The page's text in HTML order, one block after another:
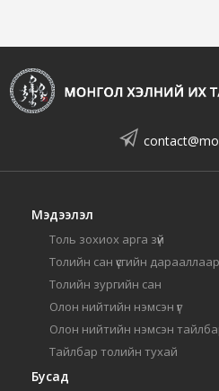
Мэдээлэл
Толь зохиох арга зүй
Толийн сан үсгийн дарааллаар
Толийн зургийн сан
Олон нийтийн нэмсэн үг
Олон нийтийн нэмсэн
Тайлбар толийн тухай
Бусад